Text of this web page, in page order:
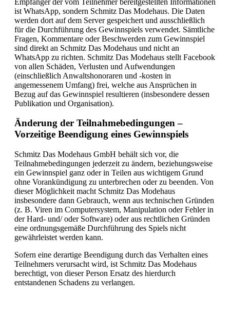
ist WhatsApp, sondern Schmitz Das Modehaus. Die Daten
werden dort auf dem Server gespeichert und ausschließlich
für die Durchführung des Gewinnspiels verwendet. Sämtliche
Fragen, Kommentare oder Beschwerden zum Gewinnspiel
sind direkt an Schmitz Das Modehaus und nicht an
WhatsApp zu richten. Schmitz Das Modehaus stellt Facebook
von allen Schäden, Verlusten und Aufwendungen
(einschließlich Anwaltshonoraren und -kosten in
angemessenem Umfang) frei, welche aus Ansprüchen in
Bezug auf das Gewinnspiel resultieren (insbesondere dessen
Publikation und Organisation).
Änderung der Teilnahmebedingungen –
Vorzeitige Beendigung eines Gewinnspiels
Schmitz Das Modehaus GmbH behält sich vor, die
Teilnahmebedingungen jederzeit zu ändern, beziehungsweise
ein Gewinnspiel ganz oder in Teilen aus wichtigem Grund
ohne Vorankündigung zu unterbrechen oder zu beenden. Von
dieser Möglichkeit macht Schmitz Das Modehaus
insbesondere dann Gebrauch, wenn aus technischen Gründen
(z. B. Viren im Computersystem, Manipulation oder Fehler in
der Hard- und/ oder Software) oder aus rechtlichen Gründen
eine ordnungsgemäße Durchführung des Spiels nicht
gewährleistet werden kann.
Sofern eine derartige Beendigung durch das Verhalten eines
Teilnehmers verursacht wird, ist Schmitz Das Modehaus
berechtigt, von dieser Person Ersatz des hierdurch
entstandenen Schadens zu verlangen.